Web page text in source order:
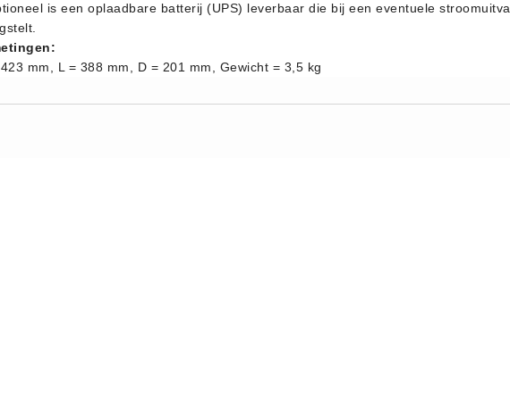
is een oplaadbare batterij (UPS) leverbaar die bij een eventuele
mm, L = 388 mm, D = 201 mm, Gewicht = 3,5 kg